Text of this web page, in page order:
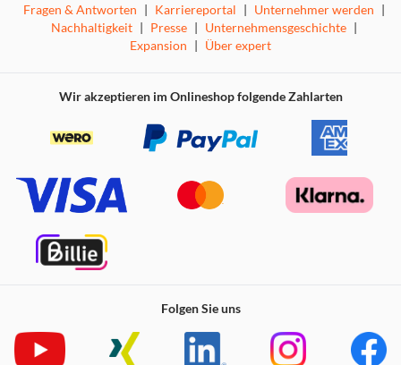
Fragen & Antworten | Karriereportal | Unternehmer werden |
Nachhaltigkeit | Presse | Unternehmensgeschichte |
Expansion | Über expert
Wir akzeptieren im Onlineshop folgende Zahlarten
Folgen Sie uns